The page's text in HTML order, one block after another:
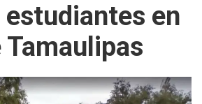
estudiantes en
Tamaulipas